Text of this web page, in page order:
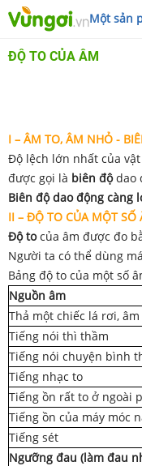
Một sản
ĐỘ TO CỦA ÂM
I – ÂM TO, ÂM NHỎ -
Độ lệch lớn nhất của
được gọi là biên độdao
Biên độ dao động càng
II – ĐỘ TO CỦA MỘT SỐ
Độ tocủa âm được đo
Người ta có thể dùng
Bảng độ to của một số
Nguồn âm
Thả một chiếc lá rơi,
Tiếng nói thì thầm
Tiếng nói chuyện bình
Tiếng nhạc to
Tiếng ồn rất to ở ngoài
Tiếng ồn của máy móc
Tiếng sét
Ngưỡng đau (làm đau